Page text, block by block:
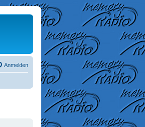
Anmelden